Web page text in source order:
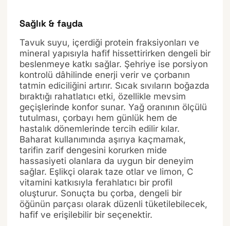
Sağlık & fayda
Tavuk suyu, içerdiği protein fraksiyonları ve
mineral yapısıyla hafif hissettirirken dengeli bir
beslenmeye katkı sağlar. Şehriye ise porsiyon
kontrolü dâhilinde enerji verir ve çorbanın
tatmin ediciliğini artırır. Sıcak sıvıların boğazda
bıraktığı rahatlatıcı etki, özellikle mevsim
geçişlerinde konfor sunar. Yağ oranının ölçülü
tutulması, çorbayı hem günlük hem de
hastalık dönemlerinde tercih edilir kılar.
Baharat kullanımında aşırıya kaçmamak,
tarifin zarif dengesini korurken mide
hassasiyeti olanlara da uygun bir deneyim
sağlar. Eşlikçi olarak taze otlar ve limon, C
vitamini katkısıyla ferahlatıcı bir profil
oluşturur. Sonuçta bu çorba, dengeli bir
öğünün parçası olarak düzenli tüketilebilecek,
hafif ve erişilebilir bir seçenektir.